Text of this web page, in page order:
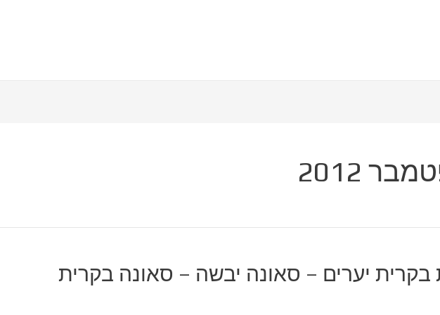
2012
בקרית יערים – סאונה יבשה – סאונה בקרית